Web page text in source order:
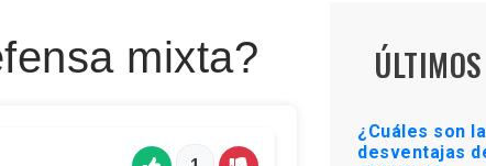
mixta?
¿Cuáles son
desventajas